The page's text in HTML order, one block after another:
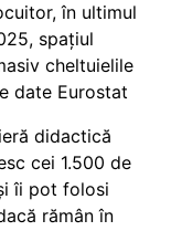
în ultimul
spațiul
cheltuielile
date Eurostat
didactică
cei 1.500 de
îi pot folosi
rămân în